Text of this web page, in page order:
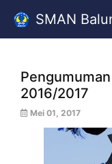
SMAN
2016/2017
Mei 01, 2017